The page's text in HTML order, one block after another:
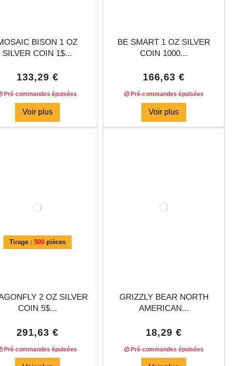
BISON 1 OZ
SILVER COIN 1$...
133,29 €
Pré-commandes épuisées
Voir plus
BE SMART 1 OZ SILVER
COIN 1000...
166,63 €
Pré-commandes épuisées
Voir plus
Tirage : 500pièces
2 OZ SILVER
COIN 5$...
291,63 €
Pré-commandes épuisées
GRIZZLY BEAR NORTH
AMERICAN...
18,29 €
Pré-commandes épuisées